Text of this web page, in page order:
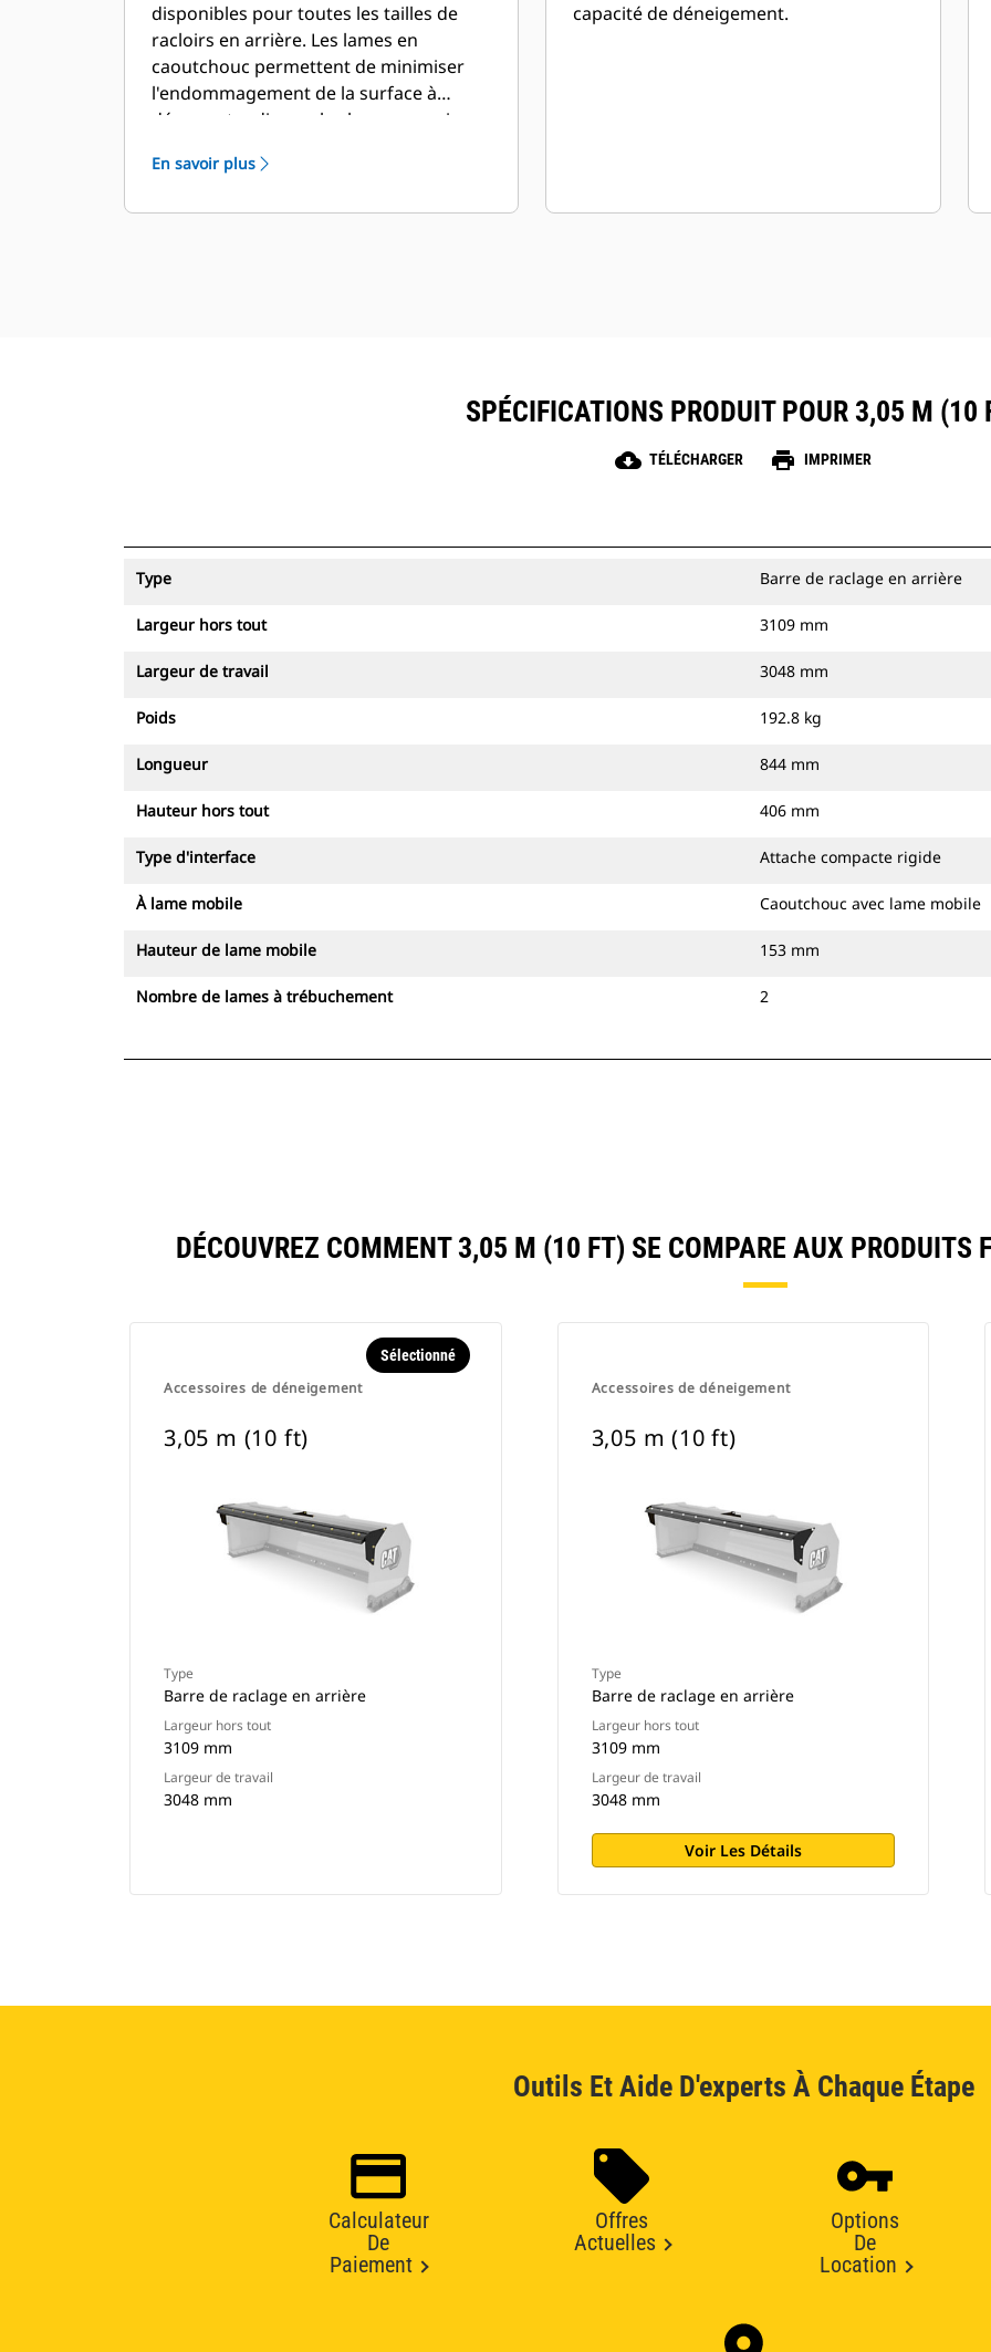
disponibles pour toutes les tailles de
racloirs en arrière. Les lames en
caoutchouc permettent de minimiser
l'endommagement de la surface à
dégager tandis que les lames en acier
dures et compactes.
En savoir plus
capacité de déneigement.
SPÉCIFICATIONS PRODUIT POUR 3,05 M (10
cloud_download TÉLÉCHARGER print IMPRIMER
Type Barre de raclage en arrière
Largeur hors tout 3109 mm
Largeur de travail 3048 mm
Poids 192.8 kg
Longueur 844 mm
Hauteur hors tout 406 mm
Type d'interface Attache compacte rigide
À lame mobile Caoutchouc avec lame mobile
Hauteur de lame mobile 153 mm
Nombre de lames à trébuchement 2
DÉCOUVREZ COMMENT 3,05 M (10 FT) SE COMPARE AUX PRODUITS
Accessoires de déneigement
Sélectionné
3,05 m (10 ft)
Type
Barre de raclage en arrière
Largeur hors tout
3109 mm
Largeur de travail
3048 mm
Accessoires de déneigement
3,05 m (10 ft)
Type
Barre de raclage en arrière
Largeur hors tout
3109 mm
Largeur de travail
3048 mm
Voir Les Détails
Outils Et Aide D'experts À Chaque Étape
Calculateur
De
Paiement
Offres
Actuelles
Options
De
Location